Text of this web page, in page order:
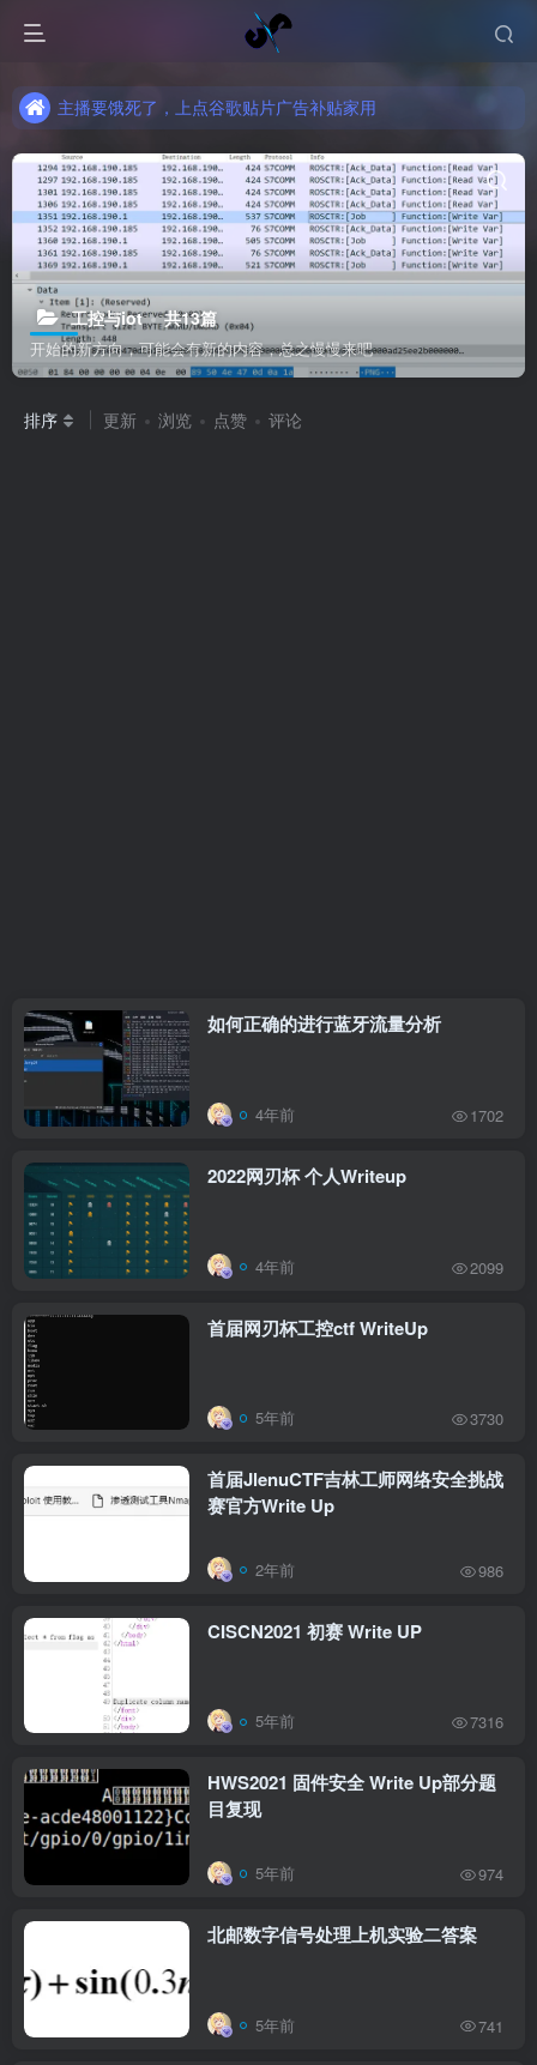
主播要饿死了，上点谷歌贴片广告补贴家用
主播要饿死了，上点谷歌贴片广告补贴家用
工控与iot 共13篇
开始的新方向，可能会有新的内容，总之慢慢来吧
排序 更新 浏览 点赞 评论
如何正确的进行蓝牙流量分析
4年前 1702
2022网刃杯 个人Writeup
4年前 2099
首届网刃杯工控ctf WriteUp
5年前 3730
首届JlenuCTF吉林工师网络安全挑战
赛官方Write Up
2年前 986
CISCN2021 初赛 Write UP
5年前 7316
HWS2021 固件安全 Write Up部分题
目复现
5年前 974
北邮数字信号处理上机实验二答案
5年前 741